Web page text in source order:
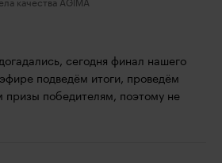
качества AGIMA
сегодня финал нашего
подведём итоги, проведём
призы победителям, поэтому не